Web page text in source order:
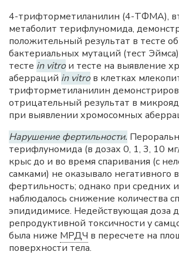
4-трифторметиланилин (4-ТФМА),
метаболит терифлуномида,
положительный результат в тесте
бактериальных мутаций (тест Эймса)
тесте in vitroи тесте на выявление
аберраций in vitroв клетках
трифторметиланилин
отрицательный результат в
при выявлении хромосомных
Нарушение фертильности.
терифлуномида (в дозах 0, 1, 3, 10
крыс до и во время спаривания (с
самками) не оказывало негативного
фертильность; однако при средних
наблюдалось снижение количества
эпидидимисе. Недействующая доза
репродуктивной токсичности у
была ниже МРДЧ в пересчете на
поверхности тела.